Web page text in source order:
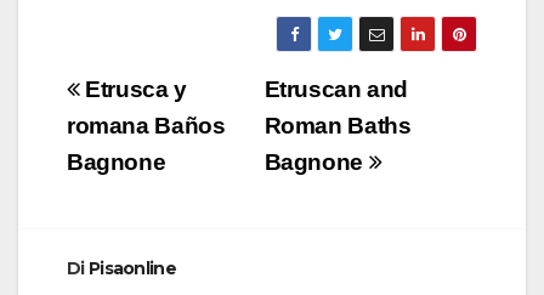
Navigazione
articoli
Etruscan and
Roman Baths
Bagnone
Etrusca y
romana Baños
Bagnone
Di Pisaonline